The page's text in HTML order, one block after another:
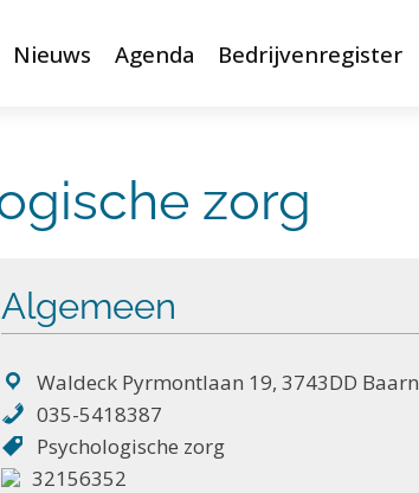
Nieuws Agenda Bedrijvenregister
zorg
Algemeen
Waldeck Pyrmontlaan 19, 3743DD Baarn
035-5418387
Psychologische zorg
32156352